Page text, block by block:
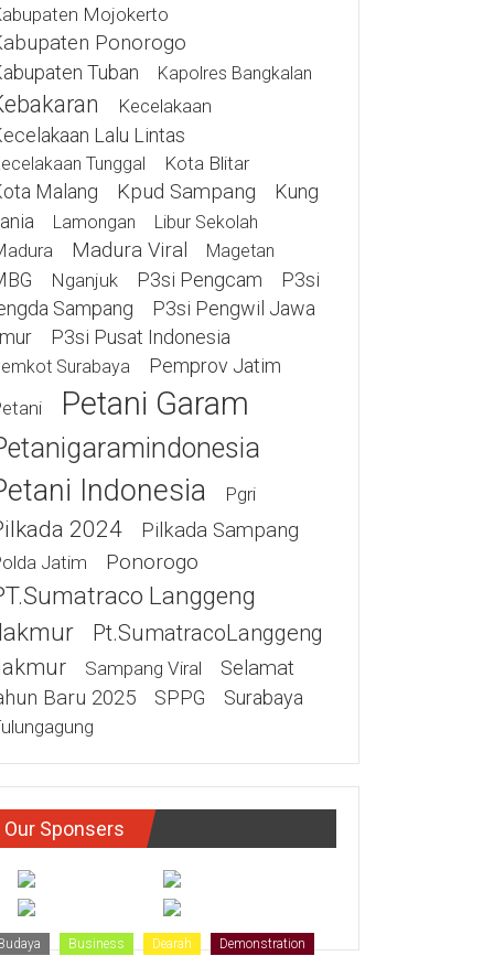
Mojokerto
Ponorogo
Tuban Kapolres Bangkalan
Kecelakaan
Lalu Lintas
Tunggal Kota Blitar
Malang Kpud Sampang
Kung
Lamongan Libur Sekolah
Madura Viral Magetan
Nganjuk P3si Pengcam
P3si
Sampang
P3si Pengwil Jawa
P3si Pusat Indonesia
Surabaya Pemprov Jatim
Petani Garam
Indonesia Pgri
2024 Pilkada Sampang
Jatim Ponorogo
Langgeng
Pt.SumatracoLanggeng
Sampang Viral
Selamat
Baru 2025
SPPG Surabaya
Our Sponsers
Business Dearah Demonstration